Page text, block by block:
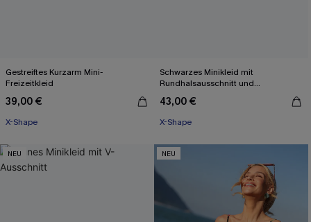
Gestreiftes Kurzarm Mini-
Freizeitkleid
39,00 €
X-Shape
Schwarzes Minikleid mit
Rundhalsausschnitt und
43,00 €
X-Shape
NEU NEU